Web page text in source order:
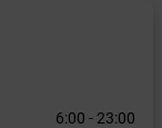
6:00 - 23:00